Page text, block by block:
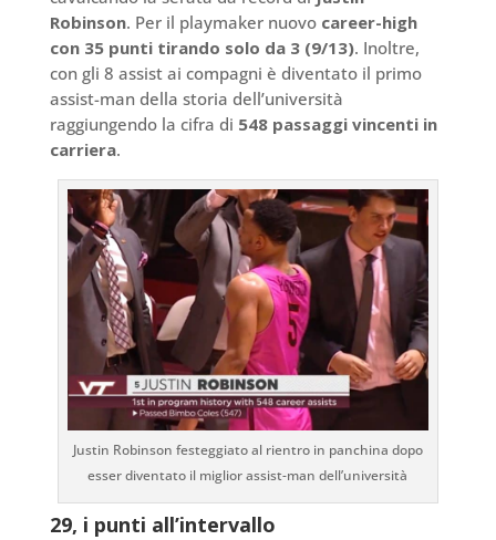
Robinson. Per il playmaker nuovo career-high
con 35 punti tirando solo da 3 (9/13). Inoltre,
con gli 8 assist ai compagni è diventato il primo
assist-man della storia dell’università
raggiungendo la cifra di 548 passaggi vincenti in
carriera.
Justin Robinson festeggiato al rientro in panchina dopo
esser diventato il miglior assist-man dell’università
29, i punti all’intervallo